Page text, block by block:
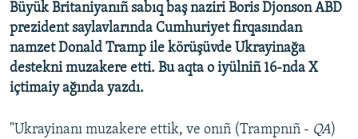
RFE/RS bütün saytları
Büyük Britaniyanıñ sabıq baş naziri Boris Djonson ABD
prezident saylavlarında Cumhuriyet firqasından
namzet Donald Tramp ile körüşüvde Ukrayinağa
destekni muzakere etti. Bu aqta o iyülniñ 16-nda X
içtimaiy ağında yazdı.
"Ukrayinanı muzakere ettik, ve onıñ (Trampnıñ - QA)